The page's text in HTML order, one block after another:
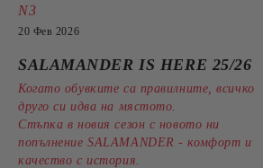
N3
20 Фев 2026
SALAMANDER IS HERE 25/26
Когато обувките са правилните, всичко
друго си идва на мястото.
Стъпка в новия сезон с новото ни
попълнение SALAMANDER - комфорт и
качество с история.